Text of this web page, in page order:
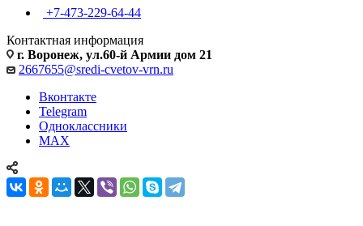
+7-473-229-64-44
Контактная информация
г. Воронеж, ул.60-й Армии дом 21
2667655@sredi-cvetov-vrn.ru
Вконтакте
Telegram
Одноклассники
MAX